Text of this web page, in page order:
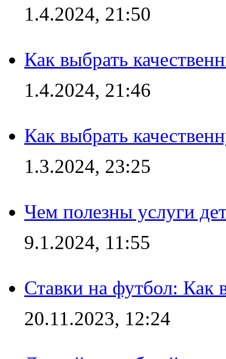
1.4.2024, 21:50
Как выбрать
1.4.2024, 21:46
Как выбрать
1.3.2024, 23:25
Чем полезны услуги
9.1.2024, 11:55
Ставки на футбол: Как
20.11.2023, 12:24